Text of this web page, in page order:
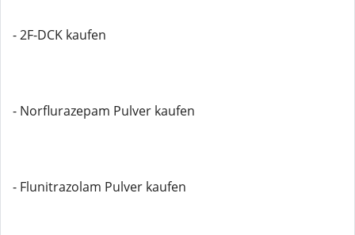
- 2F-DCK kaufen
- Norflurazepam Pulver kaufen
- Flunitrazolam Pulver kaufen